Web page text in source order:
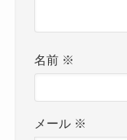
名前 ※
メール ※